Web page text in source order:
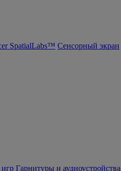
SpatialLabs™ Сенсорный экран
игр Гарнитуры и аудиоустройства